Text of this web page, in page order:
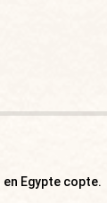
Egypte copte.